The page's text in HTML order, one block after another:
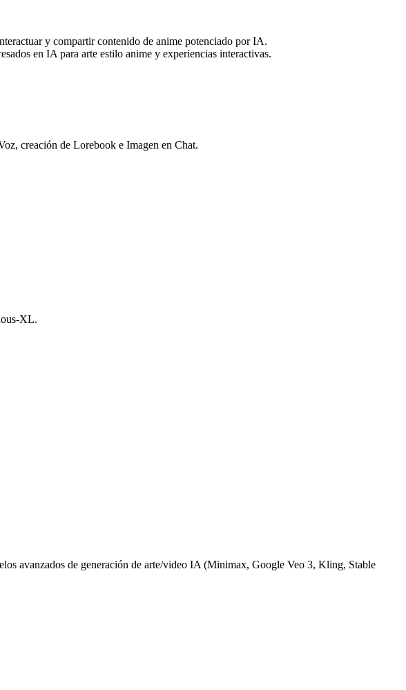
y compartir contenido de anime potenciado por IA.
en IA para arte estilo anime y experiencias interactivas.
creación de Lorebook e Imagen en Chat.
XL.
avanzados de generación de arte/video IA (Minimax, Google Veo 3, Kling, Stable